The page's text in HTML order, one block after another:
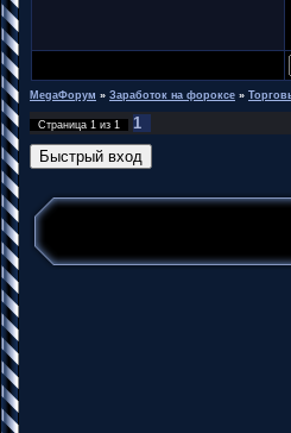
MegaФорум » Заработок на фороксе »
Страница 1 из 1 1